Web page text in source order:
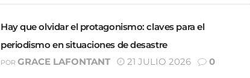
Hay que olvidar el protagonismo: claves para el
periodismo en situaciones de desastre
POR GRACE LAFONTANT 21 JULIO 2026 0